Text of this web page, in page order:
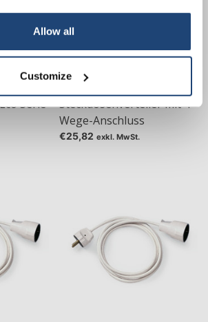
Allow all
Customize
Serie
Steckdosenverteiler mit 4-
Wege-Anschluss
€25,82 exkl. MwSt.
applies to orders above €50,00